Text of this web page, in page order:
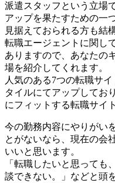
派遣スタッフという立場
アップを果たすための一
見据えておられる方も結
転職エージェントに関し
ありますので、あなたの
場を紹介してくれます。
人気のある7つの転職サ
タイルにてアップしてお
にフィットする転職サイ
今の勤務内容にやりがい
とがないなら、現在の会
いいと思います。
「転職したいと思っても
談できない。」などと頭